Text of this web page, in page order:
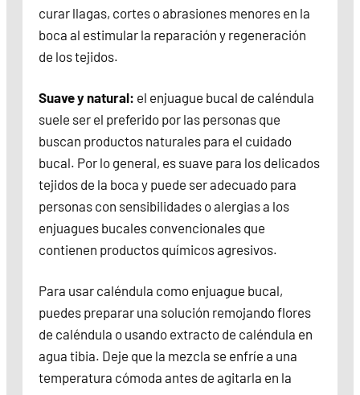
curar llagas, cortes o abrasiones menores en la
boca al estimular la reparación y regeneración
de los tejidos.
Suave y natural: el enjuague bucal de caléndula
suele ser el preferido por las personas que
buscan productos naturales para el cuidado
bucal. Por lo general, es suave para los delicados
tejidos de la boca y puede ser adecuado para
personas con sensibilidades o alergias a los
enjuagues bucales convencionales que
contienen productos químicos agresivos.
Para usar caléndula como enjuague bucal,
puedes preparar una solución remojando flores
de caléndula o usando extracto de caléndula en
agua tibia. Deje que la mezcla se enfríe a una
temperatura cómoda antes de agitarla en la